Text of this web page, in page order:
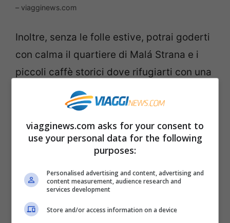
– viagginews.com
Inoltre, senza le folle estive, potrai goderti
con calma il quartiere di Malá Strana e i
piccoli caffè storici dove rifugiarti con una
tazza di cioccolata calda.
L’eleganza di Viennasi esprime in tutta la
sua magnificenza durante i mesi invernali.
Le facciate neoclassiche, i caffè viennesi e
i palazzi imperiali acquistano un’aura da
sogno sotto le luci natalizie. Dalla fine di
novembre la città si riempie di mercatini
viagginews.com asks for your consent to
use your personal data for the following
purposes:
Personalised advertising and content, advertising and
content measurement, audience research and
services development
Store and/or access information on a device